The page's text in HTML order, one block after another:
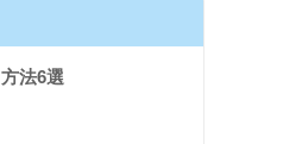
法6選